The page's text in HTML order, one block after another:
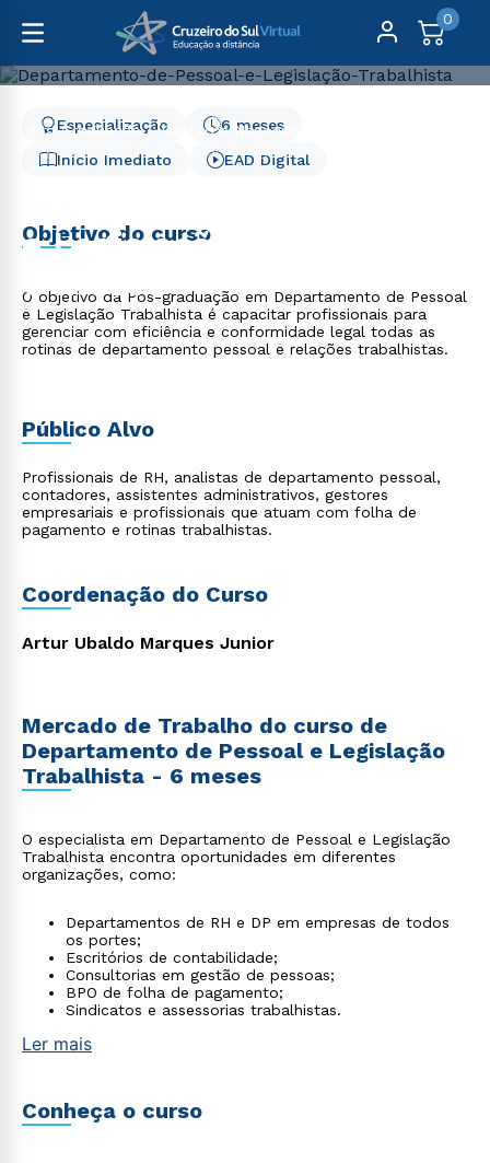
0
Pós-Graduação
Gestão e Negócios
Departamento de Pessoal e Legislação Trabalhista - 6
meses
e Legislação Trabalhista -
6 meses
Início Imediato
6 meses
Especialização
EAD Digital
Objetivo do curso
O objetivo da Pós-graduação em Departamento de Pessoal
e Legislação Trabalhista é capacitar profissionais para
gerenciar com eficiência e conformidade legal todas as
rotinas de departamento pessoal e relações trabalhistas.
Público Alvo
Profissionais de RH, analistas de departamento pessoal,
contadores, assistentes administrativos, gestores
empresariais e profissionais que atuam com folha de
pagamento e rotinas trabalhistas.
Coordenação do Curso
Artur Ubaldo Marques Junior
Mercado de Trabalho do curso de
Departamento de Pessoal e Legislação
Trabalhista - 6 meses
O especialista em Departamento de Pessoal e Legislação
Trabalhista encontra oportunidades em diferentes
organizações, como:
Departamentos de RH e DP em empresas de todos
os portes;
Escritórios de contabilidade;
Consultorias em gestão de pessoas;
BPO de folha de pagamento;
Sindicatos e assessorias trabalhistas.
Ler mais
Conheça o curso